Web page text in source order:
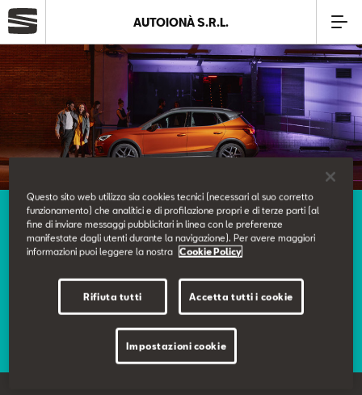
Azienda
Modelli
Service
SEAT Usato Certificato
AUTOIONÀ S.R.L.
Scopri le nostre offerte
Le nostre offerte.
Scopri tutte le nostre promozioni.
Questo sito web utilizza sia cookies tecnici (necessari al suo corretto
funzionamento) che analitici e di profilazione propri e di terze parti (al
fine di inviare messaggi pubblicitari in linea con le preferenze
manifestate dagli utenti durante la navigazione). Per avere maggiori
informazioni puoi leggere la nostra
Cookie Policy
Rifiuta tutti Accetta tutti i cookie
Impostazioni cookie